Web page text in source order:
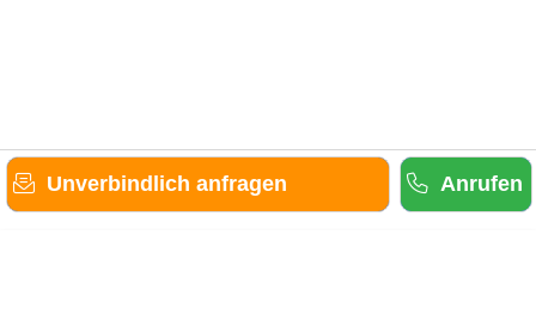
Unverbindlich anfragen Anrufen